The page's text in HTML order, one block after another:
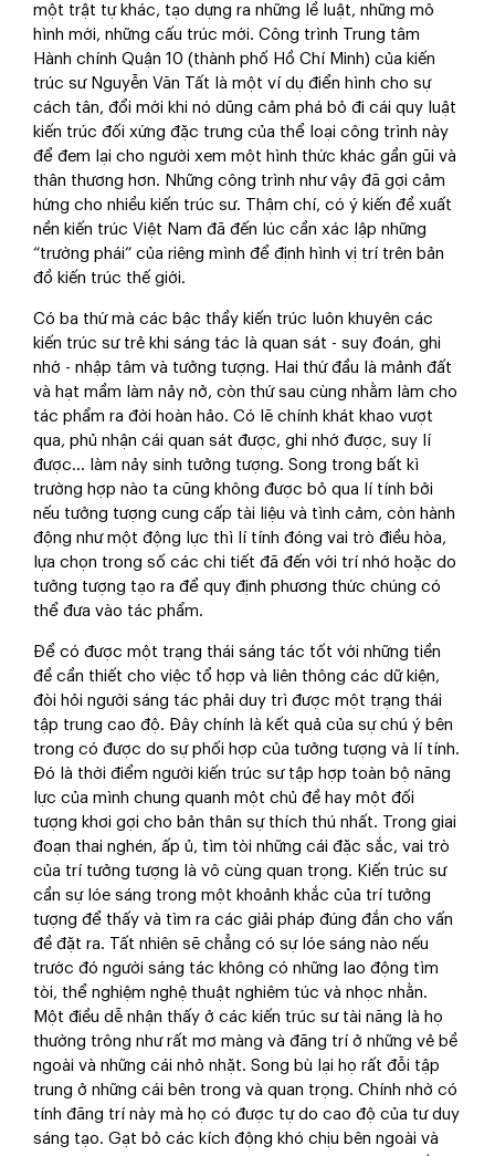
một trật tự khác, tạo dựng ra những lề luật, những mô
hình mới, những cấu trúc mới. Công trình Trung tâm
Hành chính Quận 10 (thành phố Hồ Chí Minh) của kiến
trúc sư Nguyễn Văn Tất là một ví dụ điển hình cho sự
cách tân, đổi mới khi nó dũng cảm phá bỏ đi cái quy luật
kiến trúc đối xứng đặc trưng của thể loại công trình này
để đem lại cho người xem một hình thức khác gần gũi và
thân thương hơn. Những công trình như vậy đã gợi cảm
hứng cho nhiều kiến trúc sư. Thậm chí, có ý kiến đề xuất
nền kiến trúc Việt Nam đã đến lúc cần xác lập những
“trường phái” của riêng mình để định hình vị trí trên bản
đồ kiến trúc thế giới.
Có ba thứ mà các bậc thầy kiến trúc luôn khuyên các
kiến trúc sư trẻ khi sáng tác là quan sát - suy đoán, ghi
nhớ - nhập tâm và tưởng tượng. Hai thứ đầu là mảnh đất
và hạt mầm làm nảy nở, còn thứ sau cùng nhằm làm cho
tác phẩm ra đời hoàn hảo. Có lẽ chính khát khao vượt
qua, phủ nhận cái quan sát được, ghi nhớ được, suy lí
được... làm nảy sinh tưởng tượng. Song trong bất kì
trường hợp nào ta cũng không được bỏ qua lí tính bởi
nếu tưởng tượng cung cấp tài liệu và tình cảm, còn hành
động như một động lực thì lí tính đóng vai trò điều hòa,
lựa chọn trong số các chi tiết đã đến với trí nhớ hoặc do
tưởng tượng tạo ra để quy định phương thức chúng có
thể đưa vào tác phẩm.
Để có được một trạng thái sáng tác tốt với những tiền
đề cần thiết cho việc tổ hợp và liên thông các dữ kiện,
đòi hỏi người sáng tác phải duy trì được một trạng thái
tập trung cao độ. Đây chính là kết quả của sự chú ý bên
trong có được do sự phối hợp của tưởng tượng và lí tính.
Đó là thời điểm người kiến trúc sư tập hợp toàn bộ năng
lực của mình chung quanh một chủ đề hay một đối
tượng khơi gợi cho bản thân sự thích thú nhất. Trong giai
đoạn thai nghén, ấp ủ, tìm tòi những cái đặc sắc, vai trò
của trí tưởng tượng là vô cùng quan trọng. Kiến trúc sư
cần sự lóe sáng trong một khoảnh khắc của trí tưởng
tượng để thấy và tìm ra các giải pháp đúng đắn cho vấn
đề đặt ra. Tất nhiên sẽ chẳng có sự lóe sáng nào nếu
trước đó người sáng tác không có những lao động tìm
tòi, thể nghiệm nghệ thuật nghiêm túc và nhọc nhằn.
Một điều dễ nhận thấy ở các kiến trúc sư tài năng là họ
thường trông như rất mơ màng và đãng trí ở những vẻ bề
ngoài và những cái nhỏ nhặt. Song bù lại họ rất đỗi tập
trung ở những cái bên trong và quan trọng. Chính nhờ có
tính đãng trí này mà họ có được tự do cao độ của tư duy
sáng tạo. Gạt bỏ các kích động khó chịu bên ngoài và